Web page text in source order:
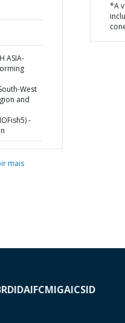
ASIA-
West
and
-
mais
*A
IDAIFCMIGAICSID